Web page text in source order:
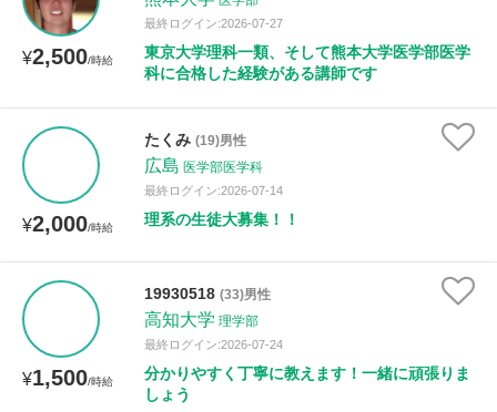
¥2,500/時給
最終ログイン:2026-07-27
東京大学理科一類、そして熊本大学医学部医学
科に合格した経験がある講師です
¥2,000/時給
たくみ (19)男性
広島 医学部医学科
最終ログイン:2026-07-14
理系の生徒大募集！！
¥1,500/時給
19930518 (33)男性
高知大学 理学部
最終ログイン:2026-07-24
分かりやすく丁寧に教えます！一緒に頑張りま
しょう
距離：15km以内
年齢：18-101歳
性別